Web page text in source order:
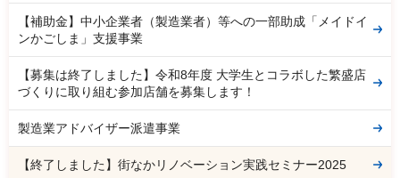
【補助金】中小企業者（製造業者）等への一部助成「メイドイ
ンかごしま」支援事業
【募集は終了しました】令和8年度 大学生とコラボした繁盛店
づくりに取り組む参加店舗を募集します！
製造業アドバイザー派遣事業
【終了しました】街なかリノベーション実践セミナー2025